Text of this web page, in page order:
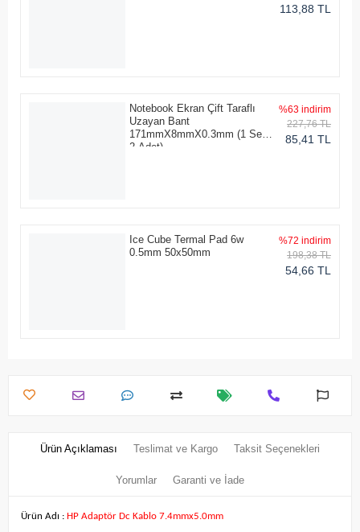
113,88 TL
Notebook Ekran Çift Taraflı
Uzayan Bant
171mmX8mmX0.3mm (1 Set -
2 Adet)
%63 indirim
227,76 TL
85,41 TL
Ice Cube Termal Pad 6w
0.5mm 50x50mm
%72 indirim
198,38 TL
54,66 TL
Ürün Açıklaması Teslimat ve Kargo Taksit Seçenekleri
Yorumlar Garanti ve İade
Ürün Adı : HP Adaptör Dc Kablo 7.4mmx5.0mm